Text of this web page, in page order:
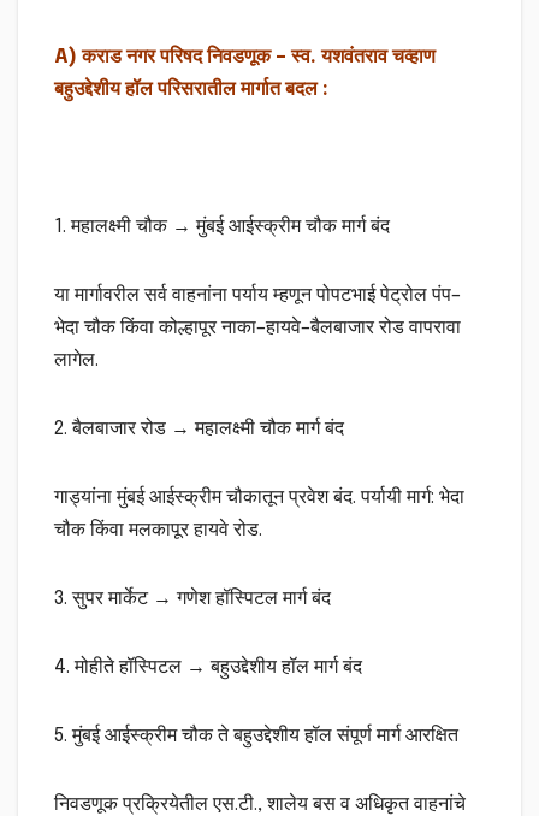
A) कराड नगर परिषद निवडणूक – स्व. यशवंतराव चव्हाण
बहुउद्देशीय हॉल परिसरातील मार्गात बदल :
1. महालक्ष्मी चौक → मुंबई आईस्क्रीम चौक मार्ग बंद
या मार्गावरील सर्व वाहनांना पर्याय म्हणून पोपटभाई पेट्रोल पंप–
भेदा चौक किंवा कोल्हापूर नाका–हायवे–बैलबाजार रोड वापरावा
लागेल.
2. बैलबाजार रोड → महालक्ष्मी चौक मार्ग बंद
गाड्यांना मुंबई आईस्क्रीम चौकातून प्रवेश बंद. पर्यायी मार्ग: भेदा
चौक किंवा मलकापूर हायवे रोड.
3. सुपर मार्केट → गणेश हॉस्पिटल मार्ग बंद
4. मोहीते हॉस्पिटल → बहुउद्देशीय हॉल मार्ग बंद
5. मुंबई आईस्क्रीम चौक ते बहुउद्देशीय हॉल संपूर्ण मार्ग आरक्षित
निवडणूक प्रक्रियेतील एस.टी., शालेय बस व अधिकृत वाहनांचे